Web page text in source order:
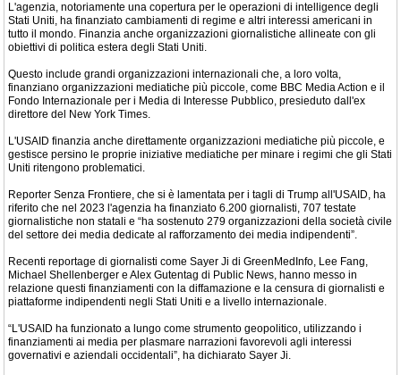
L'agenzia, notoriamente una copertura per le operazioni di intelligence degli
Stati Uniti, ha finanziato cambiamenti di regime e altri interessi americani in
tutto il mondo. Finanzia anche organizzazioni giornalistiche allineate con gli
obiettivi di politica estera degli Stati Uniti.
Questo include grandi organizzazioni internazionali che, a loro volta,
finanziano organizzazioni mediatiche più piccole, come BBC Media Action e il
Fondo Internazionale per i Media di Interesse Pubblico, presieduto dall'ex
direttore del New York Times.
L'USAID finanzia anche direttamente organizzazioni mediatiche più piccole, e
gestisce persino le proprie iniziative mediatiche per minare i regimi che gli Stati
Uniti ritengono problematici.
Reporter Senza Frontiere, che si è lamentata per i tagli di Trump all'USAID, ha
riferito che nel 2023 l'agenzia ha finanziato 6.200 giornalisti, 707 testate
giornalistiche non statali e “ha sostenuto 279 organizzazioni della società civile
del settore dei media dedicate al rafforzamento dei media indipendenti”.
Recenti reportage di giornalisti come Sayer Ji di GreenMedInfo, Lee Fang,
Michael Shellenberger e Alex Gutentag di Public News, hanno messo in
relazione questi finanziamenti con la diffamazione e la censura di giornalisti e
piattaforme indipendenti negli Stati Uniti e a livello internazionale.
“L'USAID ha funzionato a lungo come strumento geopolitico, utilizzando i
finanziamenti ai media per plasmare narrazioni favorevoli agli interessi
governativi e aziendali occidentali”, ha dichiarato Sayer Ji.